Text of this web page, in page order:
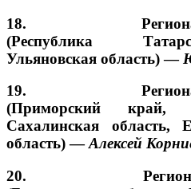
18.
(Республика
Ульяновская область) —
19.
(Приморский край,
Сахалинская область,
область) —Алексей
20.